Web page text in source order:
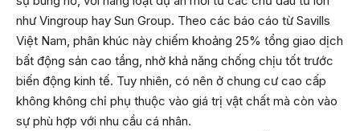
như Vingroup hay Sun Group. Theo các báo cáo từ Savills
Việt Nam, phân khúc này chiếm khoảng 25% tổng giao dịch
bất động sản cao tầng, nhờ khả năng chống chịu tốt trước
biến động kinh tế. Tuy nhiên, có nên ở chung cư cao cấp
không không chỉ phụ thuộc vào giá trị vật chất mà còn vào
sự phù hợp với nhu cầu cá nhân.